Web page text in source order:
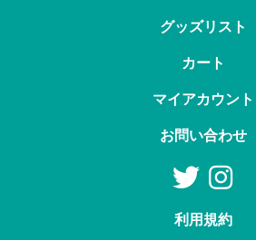
グッズリスト
カート
マイアカウント
お問い合わせ
利用規約